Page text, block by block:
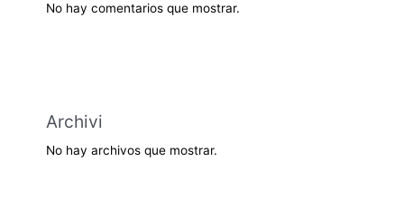
No hay comentarios que mostrar.
Archivi
No hay archivos que mostrar.